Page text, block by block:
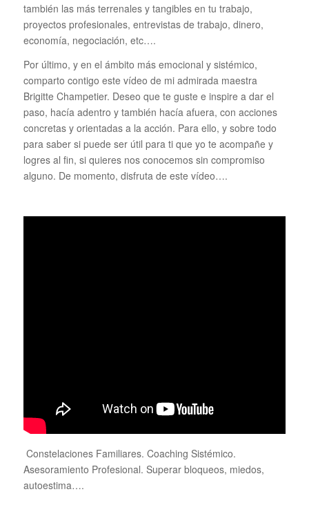
también las más terrenales y tangibles en tu trabajo,
proyectos profesionales, entrevistas de trabajo, dinero,
economía, negociación, etc….
Por último, y en el ámbito más emocional y sistémico,
comparto contigo este vídeo de mi admirada maestra
Brigitte Champetier. Deseo que te guste e inspire a dar el
paso, hacía adentro y también hacía afuera, con acciones
concretas y orientadas a la acción. Para ello, y sobre todo
para saber si puede ser útil para ti que yo te acompañe y
logres al fin, si quieres nos conocemos sin compromiso
alguno. De momento, disfruta de este vídeo….
Constelaciones Familiares. Coaching Sistémico.
Asesoramiento Profesional. Superar bloqueos, miedos,
autoestima….